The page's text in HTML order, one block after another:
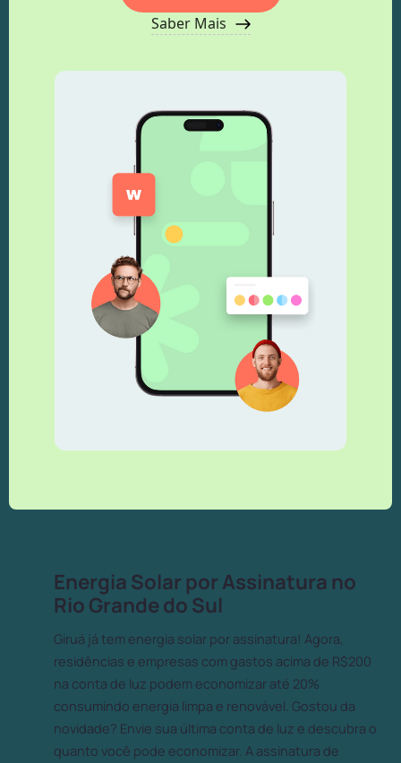
Saber Mais
Energia Solar por Assinatura no
Rio Grande do Sul
Giruá já tem energia solar por assinatura! Agora,
residências e empresas com gastos acima de R$200
na conta de luz podem economizar até 20%
consumindo energia limpa e renovável. Gostou da
novidade? Envie sua última conta de luz e descubra o
quanto você pode economizar. A assinatura de